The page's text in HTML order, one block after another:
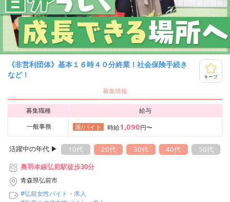
《非営利団体》基本１６時４０分終業！社会保険手続き
など！
キープ
募集情報
募集職種
給与
一般事務
派/バイト 時給1,090円〜
活躍中の年代 ▶︎ 10代 20代 30代 40代
50代
奥羽本線弘前駅徒歩30分
青森県弘前市
#弘前女性バイト・求人